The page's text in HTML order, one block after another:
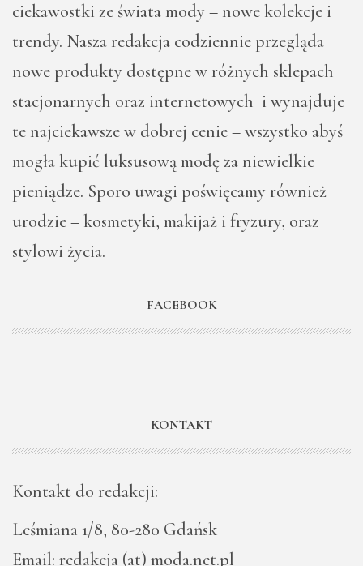
ciekawostki ze świata mody – nowe kolekcje i
trendy. Nasza redakcja codziennie przegląda
nowe produkty dostępne w różnych sklepach
stacjonarnych oraz internetowych i wynajduje
te najciekawsze w dobrej cenie – wszystko abyś
mogła kupić luksusową modę za niewielkie
pieniądze. Sporo uwagi poświęcamy również
urodzie – kosmetyki, makijaż i fryzury, oraz
stylowi życia.
FACEBOOK
KONTAKT
Kontakt do redakcji:
Leśmiana 1/8, 80-280 Gdańsk
Email: redakcja (at) moda.net.pl